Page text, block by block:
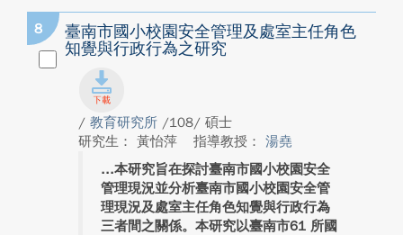
8
臺南市國小校園安全管理及處室主任角色
知覺與行政行為之研究
/ 教育研究所 /108/ 碩士
研究生： 黃怡萍
指導教授： 湯堯
本研究旨在探討臺南市國小校園安全
管理現況並分析臺南市國小校園安全管
理現況及處室主任角色知覺與行政行為
三者間之關係。本研究以臺南市61 所國